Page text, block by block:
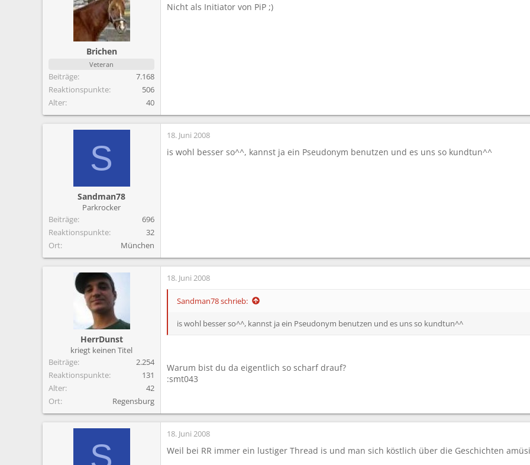
Brichen
Veteran
Beiträge
7.168
Reaktionspunkte
506
Alter
40
Nicht als Initiator von PiP ;)
S
Sandman78
Parkrocker
Beiträge
696
Reaktionspunkte
32
Ort
München
18. Juni 2008
is wohl besser so^^, kannst ja ein Pseudonym benutzen und es uns so kundtun^^
HerrDunst
kriegt keinen Titel
Beiträge
2.254
Reaktionspunkte
131
Alter
42
Ort
Regensburg
18. Juni 2008
Sandman78 schrieb:
is wohl besser so^^, kannst ja ein Pseudonym benutzen und es uns so kundtun^^
Warum bist du da eigentlich so scharf drauf?
:smt043
S
18. Juni 2008
Weil bei RR immer ein lustiger Thread is und man sich köstlich über die Geschichten